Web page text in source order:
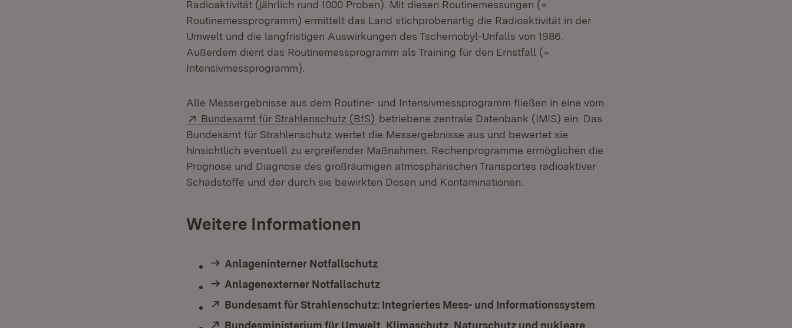
Radioaktivität (jährlich rund 1000 Proben). Mit diesen Routinemessungen (=
Routinemessprogramm) ermittelt das Land stichprobenartig die Radioaktivität in der
Umwelt und die langfristigen Auswirkungen des Tschernobyl-Unfalls von 1986.
Außerdem dient das Routinemessprogramm als Training für den Ernstfall (=
Intensivmessprogramm).
Alle Messergebnisse aus dem Routine- und Intensivmessprogramm fließen in eine vom
Extern:
Bundesamt für Strahlenschutz (BfS) (Öffnet in neuem Fenster)
betriebene zentrale Datenbank (IMIS) ein. Das
Bundesamt für Strahlenschutz wertet die Messergebnisse aus und bewertet sie
hinsichtlich eventuell zu ergreifender Maßnahmen. Rechenprogramme ermöglichen die
Prognose und Diagnose des großräumigen atmosphärischen Transportes radioaktiver
Schadstoffe und der durch sie bewirkten Dosen und Kontaminationen.
Weitere Informationen
Anlageninterner Notfallschutz
Anlagenexterner Notfallschutz
Extern:
Bundesamt für Strahlenschutz: Integriertes Mess- und Informationssystem
Extern:
Bundesministerium für Umwelt, Klimaschutz, Naturschutz und nukleare